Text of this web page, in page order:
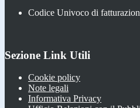
Codice Univoco di
Sezione Link Utili
Cookie policy
Note legali
Informativa Privacy